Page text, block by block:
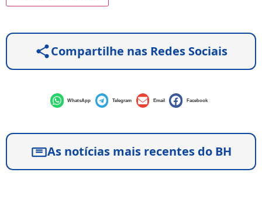
Compartilhe nas Redes Sociais
WhatsApp Telegram Email Facebook
As notícias mais recentes do BH